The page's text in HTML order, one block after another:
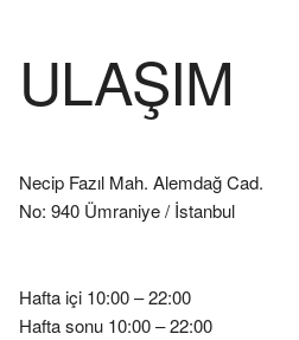
ULAŞIM
Necip Fazıl Mah. Alemdağ Cad.
No: 940 Ümraniye / İstanbul
Hafta içi 10:00 – 22:00
Hafta sonu 10:00 – 22:00